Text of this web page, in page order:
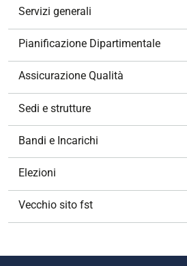
Servizi generali
Pianificazione Dipartimentale
Assicurazione Qualità
Sedi e strutture
Bandi e Incarichi
Elezioni
Vecchio sito fst